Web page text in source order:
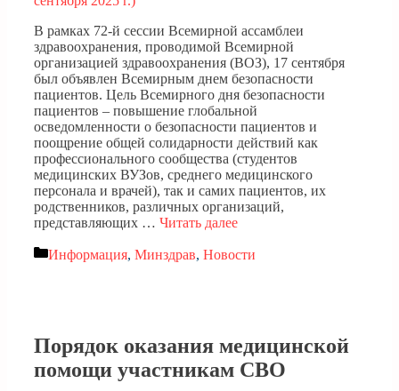
В рамках 72-й сессии Всемирной ассамблеи
здравоохранения, проводимой Всемирной
организацией здравоохранения (ВОЗ), 17 сентября
был объявлен Всемирным днем безопасности
пациентов. Цель Всемирного дня безопасности
пациентов – повышение глобальной
осведомленности о безопасности пациентов и
поощрение общей солидарности действий как
профессионального сообщества (студентов
медицинских ВУЗов, среднего медицинского
персонала и врачей), так и самих пациентов, их
родственников, различных организаций,
представляющих … Читать далее
Рубрики
Информация, Минздрав, Новости
Порядок оказания медицинской
помощи участникам СВО